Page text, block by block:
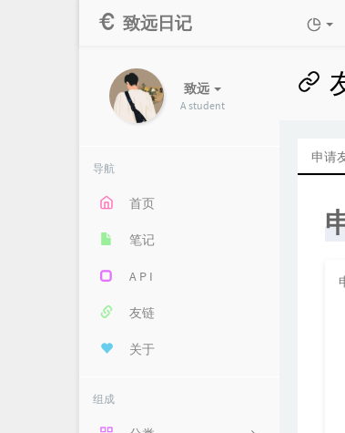
致远日记
致远
A student
导航
首页
笔记
A P I
友链
关于
组成
申请